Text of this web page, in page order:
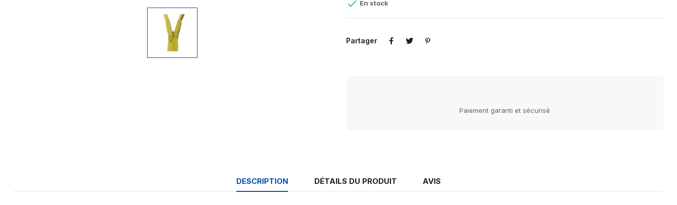
 En stock
Partager
Paiement garanti et sécurisé
DESCRIPTION DÉTAILS DU PRODUIT AVIS